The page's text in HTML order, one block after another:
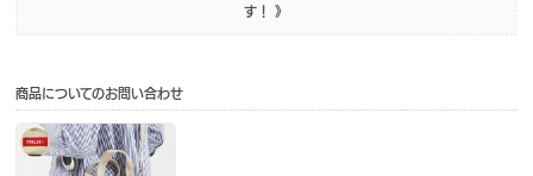
す！ 》
商品についてのお問い合わせ